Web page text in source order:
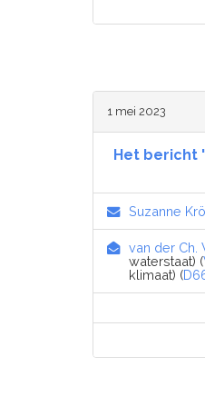
1 mei 2023
Het bericht
Suzanne
van der Ch.
waterstaat) (
klimaat) (